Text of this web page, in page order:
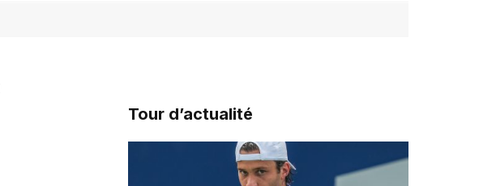
Tour d’actualité